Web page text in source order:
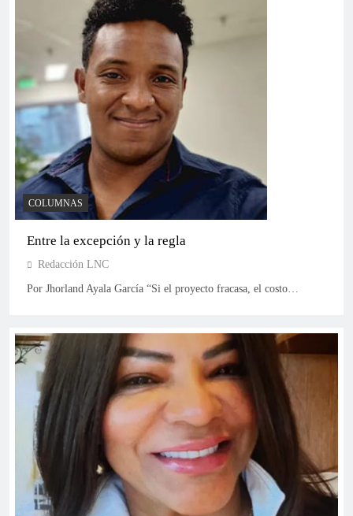
Multitudinaria manifestación en Barrancas respalda
al senador Lidio García
Así quedó el tarjetón de las consultas presidenciales
del 8 de marzo: tres bloques medirán fuerzas el
mismo día de elecciones al Congreso
COLUMNAS
Entre la excepción y la regla
Redacción LNC
Por Jhorland Ayala García “Si el proyecto fracasa, el costo…